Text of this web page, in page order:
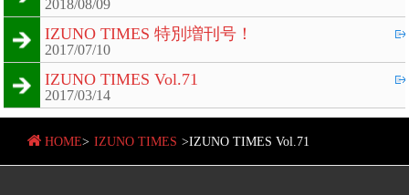
2018/08/09
IZUNO TIMES 特別増刊号！
2017/07/10
IZUNO TIMES Vol.71
2017/03/14
HOME> IZUNO TIMES >IZUNO TIMES Vol.71